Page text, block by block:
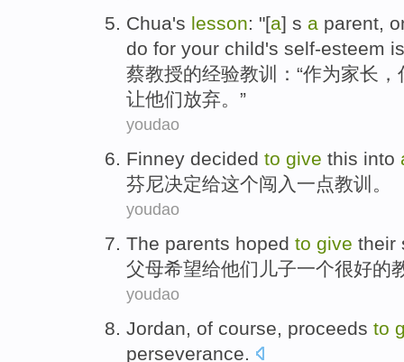
Chua's lesson: "[a] s a parent,
do for your child's self-esteem is
蔡教授的经验教训 ：“作为家长 ，
让他们放弃。”
youdao
Finney decided to give this into
芬尼决定给这个闯入一点教训 。
youdao
The parents hoped to give their
父母希望给他们 儿子一个很好的
youdao
Jordan of course proceeds to
perseverance